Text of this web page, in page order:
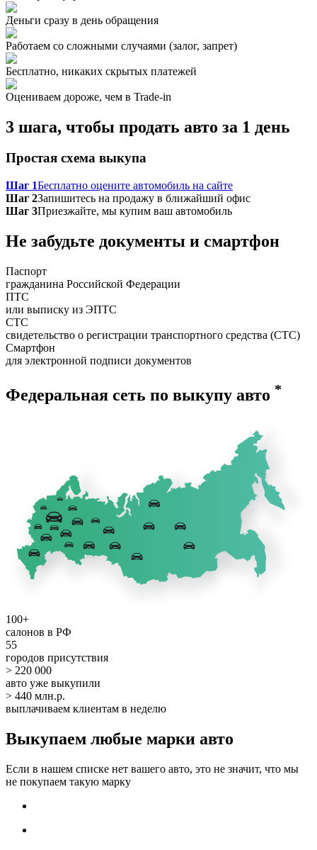
Деньги сразу в день обращения
Работаем со сложными случаями (залог, запрет)
Бесплатно, никаких скрытых платежей
Оцениваем дороже, чем в Trade‑in
3 шага, чтобы продать авто за 1 день
Простая схема выкупа
Шаг 1Бесплатно оцените автомобиль на сайте
Шаг 2Запишитесь на продажу в ближайший офис
Шаг 3Приезжайте, мы купим ваш автомобиль
Не забудьте документы и смартфон
Паспорт
гражданина Российской Федерации
ПТС
или выписку из ЭПТС
СТС
свидетельство о регистрации транспортного средства (СТС)
Смартфон
для электронной подписи документов
Федеральная сеть по выкупу авто *
100+
салонов в РФ
55
городов присутствия
> 220 000
авто уже выкупили
> 440 млн.р.
выплачиваем клиентам в неделю
Выкупаем любые марки авто
Если в нашем списке нет вашего авто, это не значит, что мы
не покупаем такую марку